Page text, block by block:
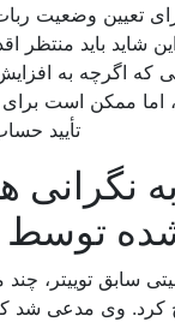
وضعیت ربات
باید منتظر
اگرچه به افزایش
ممکن است برای
تأیید حساب
نگرانی
توسط
سابق توییتر، چند ماه
وی مدعی شد که